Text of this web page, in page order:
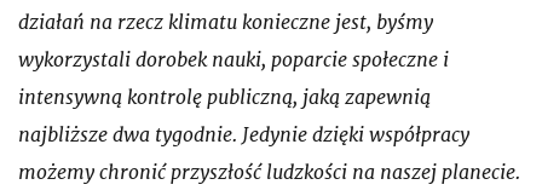
działań na rzecz klimatu konieczne jest, byśmy
wykorzystali dorobek nauki, poparcie społeczne i
intensywną kontrolę publiczną, jaką zapewnią
najbliższe dwa tygodnie. Jedynie dzięki współpracy
możemy chronić przyszłość ludzkości na naszej planecie.